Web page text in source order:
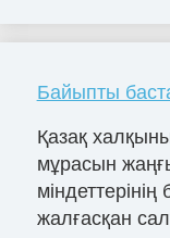
Байыпты
Қазақ
мұрасын
міндеттерінің
жалғасқан